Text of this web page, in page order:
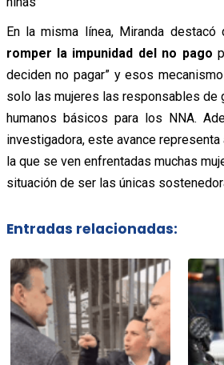
En la misma línea, Miranda
romper la impunidad del no pago
deciden no pagar” y esos
solo las mujeres las responsables de
humanos básicos para los NNA.
investigadora, este avance
la que se ven enfrentadas muchas
situación de ser las únicas
Entradas relacionadas: